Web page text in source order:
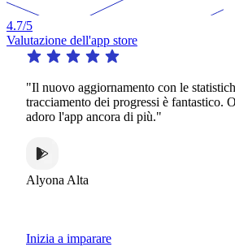
4.7/5
Valutazione dell'app store
"Il nuovo aggiornamento con le statistiche e il
tracciamento dei progressi è fantastico. Ora
adoro l'app ancora di più."
Alyona Alta
Inizia a imparare